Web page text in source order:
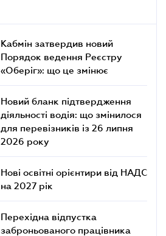
Кабмін затвердив новий
Порядок ведення Реєстру
«Оберіг»: що це змінює
Новий бланк підтвердження
діяльності водія: що змінилося
для перевізників із 26 липня
2026 року
Нові освітні орієнтири від НАДС
на 2027 рік
Перехідна відпустка
заброньованого працівника